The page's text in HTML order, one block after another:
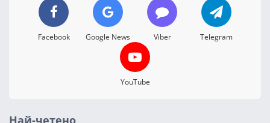
Facebook Google News Viber Telegram
YouTube